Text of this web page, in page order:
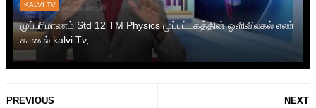
KALVI TV
முப்பரிமாணம் Std 12 TM Physics முப்பட்டகத்தின் ஒளிவிலகல் எண்
காணல் kalvi Tv,
NEXT
PREVIOUS